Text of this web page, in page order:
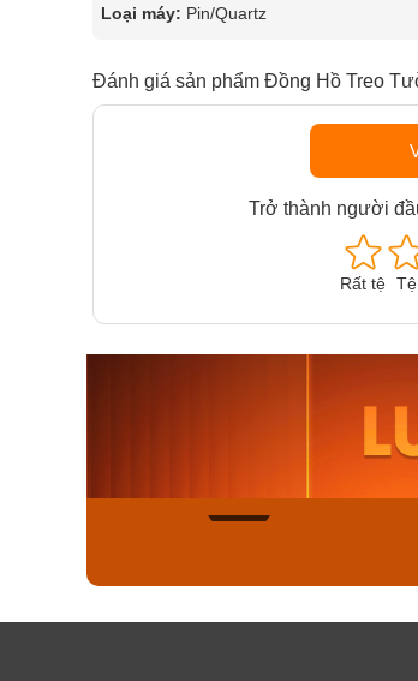
Loại máy: Pin/Quartz
Đánh giá sản phẩm Đồng Hồ Treo
Trở thành người
Rất tệ Tệ